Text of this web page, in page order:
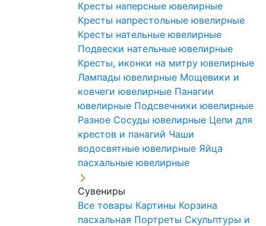
Кресты наперсные ювелирные
Кресты напрестольные ювелирные
Кресты нательные ювелирные
Подвески нательные ювелирные
Кресты, иконки на митру ювелирные
Лампады ювелирные Мощевики и
ковчеги ювелирные Панагии
ювелирные Подсвечники ювелирные
Разное Сосуды ювелирные Цепи для
крестов и панагий Чаши
водосвятные ювелирные Яйца
пасхальные ювелирные
Сувениры
Все товары Картины Корзина
пасхальная Портреты Скульптуры и